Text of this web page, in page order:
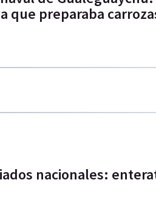
que preparaba
nacionales: